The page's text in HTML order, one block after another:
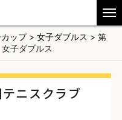
ップ> 女子ダブルス > 第
子ダブルス
ニスクラブ